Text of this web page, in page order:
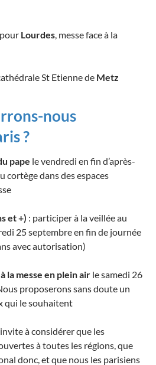
Lourdes, messe face à la
St Etienne de Metz
nous
?
pape le vendredi en fin d’après-
cortège dans des espaces
et +) : participer à la veillée au
25 septembre en fin de journée
avec autorisation)
la messe en plein air le samedi 26
proposerons sans doute un
qui le souhaitent
à considérer que les
à toutes les régions, que
donc, et que nous les parisiens